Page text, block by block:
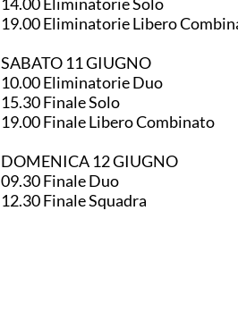
19.00 Eliminatorie Libero
SABATO 11 GIUGNO
10.00 Eliminatorie Duo
15.30 Finale Solo
19.00 Finale Libero Combinato
DOMENICA 12 GIUGNO
09.30 Finale Duo
12.30 Finale Squadra